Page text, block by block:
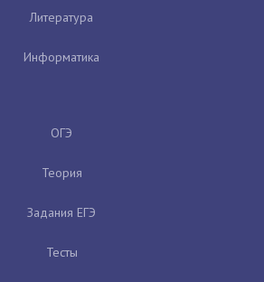
Литература
Информатика
ОГЭ
Теория
Задания ЕГЭ
Тесты